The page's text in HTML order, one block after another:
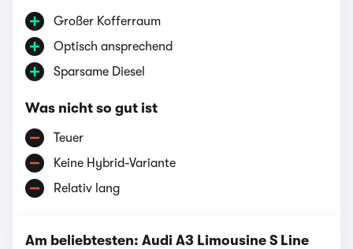
Großer Kofferraum
Optisch ansprechend
Sparsame Diesel
Was nicht so gut ist
Teuer
Keine Hybrid-Variante
Relativ lang
Am beliebtesten: Audi A3 Limousine S Line